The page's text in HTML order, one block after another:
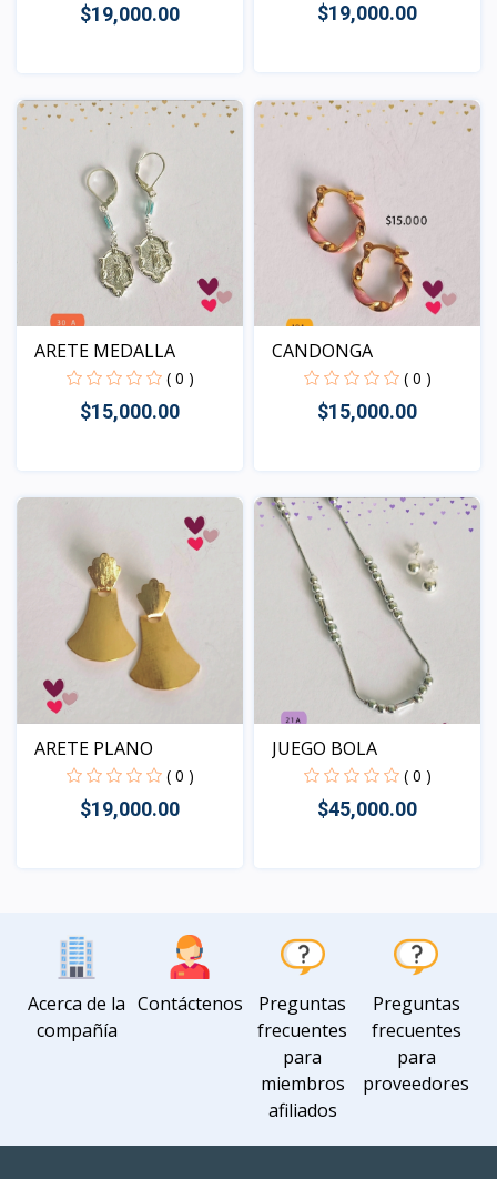
$19,000.00
Vista
$19,000.00
Vista
ARETE MEDALLA
( 0 )
$15,000.00
Vista
CANDONGA
( 0 )
$15,000.00
Vista
ARETE PLANO
( 0 )
$19,000.00
JUEGO BOLA
( 0 )
$45,000.00
Acerca de la
compañía
Contáctenos
Preguntas
frecuentes
para
miembros
afiliados
Preguntas
frecuentes
para
proveedores